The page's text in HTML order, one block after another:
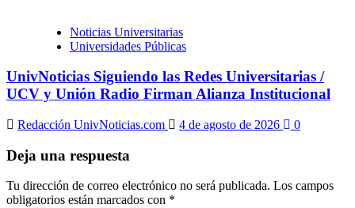
Noticias Universitarias
Universidades Públicas
UnivNoticias Siguiendo las Redes Universitarias /
UCV y Unión Radio Firman Alianza Institucional
Redacción UnivNoticias.com 4 de agosto de 2026 0
Deja una respuesta
Tu dirección de correo electrónico no será publicada. Los campos
obligatorios están marcados con *